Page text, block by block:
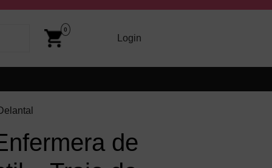
y abajo para revisarlos y Enter para ir a la página
0
Image
Login
de